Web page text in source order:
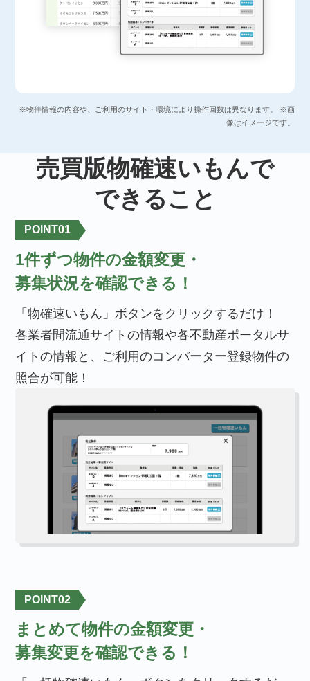
※物件情報の内容や、ご利用のサイト・環境により操作回数は異なります。 ※画
像はイメージです。
売買版物確速いもんで
できること
POINT01
1件ずつ物件の金額変更・
募集状況を確認できる！
「物確速いもん」ボタンをクリックするだけ！
各業者間流通サイトの情報や各不動産ポータルサ
イトの情報と、ご利用のコンバーター登録物件の
照合が可能！
POINT02
まとめて物件の金額変更・
募集変更を確認できる！